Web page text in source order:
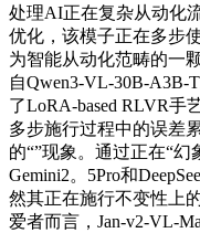
处理AI正在复杂从动化
优化，该模子正在多步
为智能从动化范畴的一
自Qwen3-VL-30B-A3B-
了LoRA-based RLVR手
多步施行过程中的误差
的“”现象。通过正在“
Gemini2。5Pro和
然其正在施行不变性上
爱者而言，Jan-v2-VL-